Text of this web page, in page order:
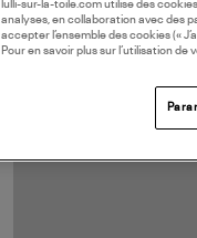
lulli-sur-la-toile.com utilise des
analyses, en collaboration avec des
accepter l’ensemble des cookies («
Pour en savoir plus sur l’utilisation de